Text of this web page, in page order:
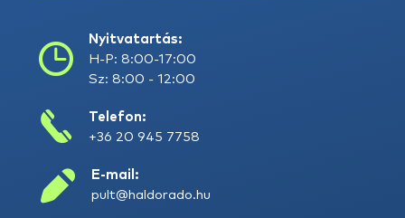
Nyitvatartás:
H-P: 8:00-17:00
Sz: 8:00 - 12:00
Telefon:
+36 20 945 7758
E-mail:
pult@haldorado.hu